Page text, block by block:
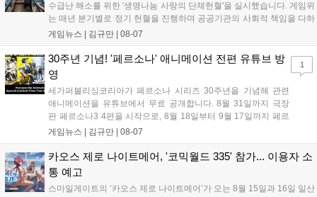
수급난 해소를 위한 '생명나눔 사랑의 단체헌혈'을 실시했습니다. 게임위
는 매년 분기별로 정기 헌혈을 진행하며 공공기관의 사회적 책임을 다하
고 있으며, 이번 행사에는 영화진흥위원회 등 14개 기관 임직원이 동참
따뜻한 실천에 참여한 모든 임직원에게 감사의 뜻을 전하며 헌혈 문화
확산에 앞장섰습니다....
게임뉴스 | 김규만 08-07
30주년 기념! '페르소나' 애니메이션 전편 유튜브 방
영
세가퍼블리싱코리아가 페르소나 시리즈 30주년을 기념해 관련
애니메이션을 유튜브에서 무료 공개합니다. 8월 31일까지 극장
판 페르소나3 4편을 시작으로, 8월 18일부터 9월 17일까지 페르
소나4 더 골든 12화, 9월 15일부터 10월 14일까지 페르소나5 시
시지를 모집하며, 선정된 내용은 기념 영상 및 대형 전광판에 소
개될 예정입니다....
게임뉴스 | 김규만 08-07
1
카오스 제로 나이트메어, '코믹월드 335' 참가... 이용자 소
통 예고
스마일게이트의 ‘카오스 제로 나이트메어’가 오는 8월 15일과 16일 일산